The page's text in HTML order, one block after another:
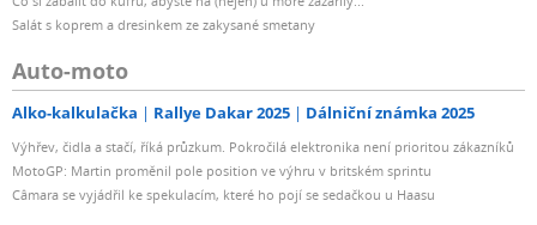
Salát s koprem a dresinkem ze zakysané smetany
Auto-moto
Alko-kalkulačka Rallye Dakar 2025 Dálniční známka 2025
Výhřev, čidla a stačí, říká průzkum. Pokročilá elektronika není prioritou zákazníků
MotoGP: Martin proměnil pole position ve výhru v britském sprintu
Câmara se vyjádřil ke spekulacím, které ho pojí se sedačkou u Haasu